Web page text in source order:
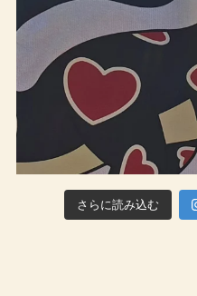
さらに読み込む